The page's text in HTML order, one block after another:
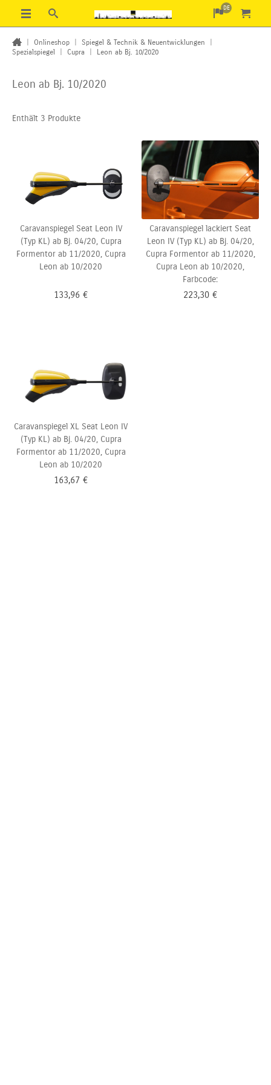
DE
Onlineshop Spiegel & Technik & Neuentwicklungen
Spezialspiegel
Cupra Leon ab Bj. 10/2020
Leon ab Bj. 10/2020
Enthält 3 Produkte
Caravanspiegel Seat Leon IV
(Typ KL) ab Bj. 04/20, Cupra
Formentor ab 11/2020, Cupra
Leon ab 10/2020
133,96 €
Caravanspiegel lackiert Seat
Leon IV (Typ KL) ab Bj. 04/20,
Cupra Formentor ab 11/2020,
Cupra Leon ab 10/2020,
Farbcode:
223,30 €
Caravanspiegel XL Seat Leon IV
(Typ KL) ab Bj. 04/20, Cupra
Formentor ab 11/2020, Cupra
Leon ab 10/2020
163,67 €